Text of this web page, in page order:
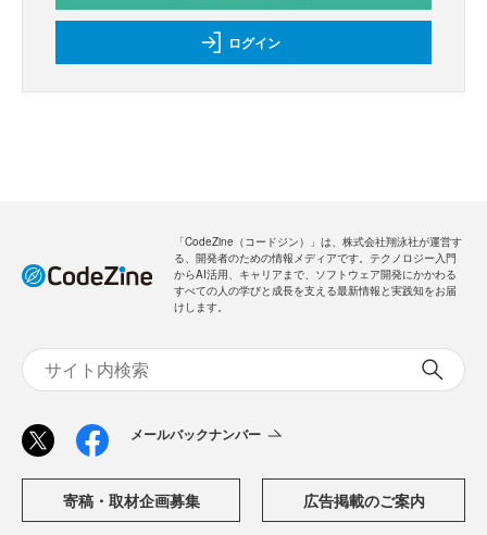
ログイン
「CodeZine（コードジン）」は、株式会社翔泳社が運営す
る、開発者のための情報メディアです。テクノロジー入門
からAI活用、キャリアまで、ソフトウェア開発にかかわる
すべての人の学びと成長を支える最新情報と実践知をお届
けします。
メールバックナンバー
寄稿・取材企画募集 広告掲載のご案内